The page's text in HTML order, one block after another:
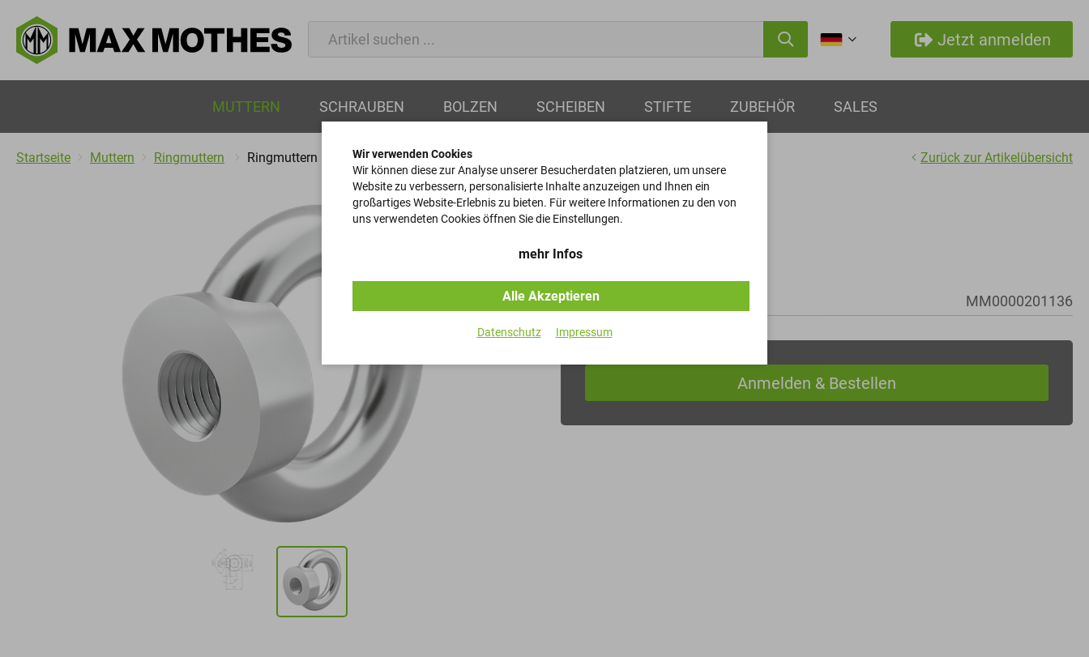
Jetzt anmelden
MUTTERN SCHRAUBEN BOLZEN SCHEIBEN STIFTE ZUBEHÖR SALES
Startseite Muttern Ringmuttern Ringmuttern Zurück zur Artikelübersicht
Ringmuttern
DIN 582 - 1.1141 / C15E - M56
Artikel-Nr. MM0000201136
Wir verwenden Cookies
Wir können diese zur Analyse unserer Besucherdaten platzieren, um unsere
Website zu verbessern, personalisierte Inhalte anzuzeigen und Ihnen ein
großartiges Website-Erlebnis zu bieten. Für weitere Informationen zu den von
uns verwendeten Cookies öffnen Sie die Einstellungen.
mehr Infos
Alle Akzeptieren
Datenschutz Impressum